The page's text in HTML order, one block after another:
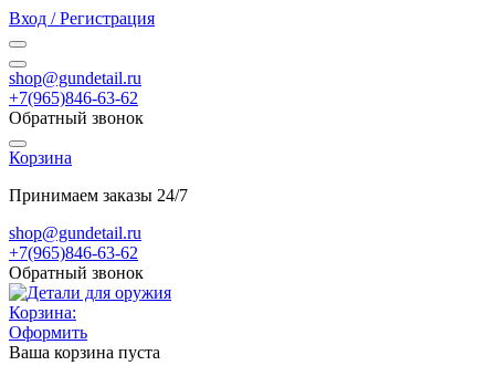
Вход / Регистрация
shop@gundetail.ru
+7(965)846-63-62
Обратный звонок
Корзина
Принимаем заказы 24/7
shop@gundetail.ru
+7(965)846-63-62
Обратный звонок
Корзина:
Оформить
Ваша корзина пуста